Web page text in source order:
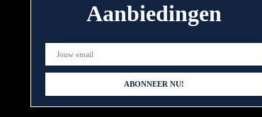
Aanbiedingen